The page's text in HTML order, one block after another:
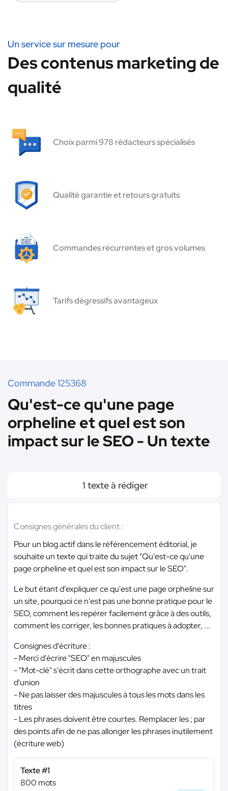
Un service sur mesure pour
Des contenus marketing de
qualité
Choix parmi 978 rédacteurs spécialisés
Qualité garantie et retours gratuits
Commandes récurrentes et gros volumes
Tarifs dégressifs avantageux
Commande 125368
Qu'est-ce qu'une page
orpheline et quel est son
impact sur le SEO - Un texte
1 texte à rédiger
Consignes générales du client :
Pour un blog actif dans le référencement éditorial, je
souhaite un texte qui traite du sujet "Qu'est-ce qu'une
page orpheline et quel est son impact sur le SEO".
Le but étant d'expliquer ce qu'est une page orpheline sur
un site, pourquoi ce n'est pas une bonne pratique pour le
SEO, comment les repérer facilement grâce à des outils,
comment les corriger, les bonnes pratiques à adopter, ...
Consignes d'écriture :
- Merci d'écrire "SEO" en majuscules
- "Mot-clé" s'écrit dans cette orthographe avec un trait
d'union
- Ne pas laisser des majuscules à tous les mots dans les
titres
- Les phrases doivent être courtes. Remplacer les ; par
des points afin de ne pas allonger les phrases inutilement
(écriture web)
Texte #1
800 mots